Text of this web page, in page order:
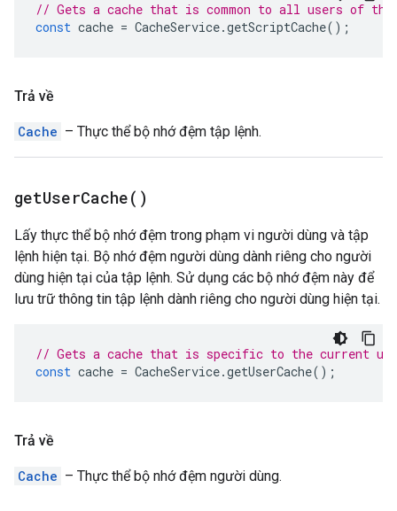
// Gets a cache that is common to all users of
const cache = CacheService.getScriptCache();
Trả về
Cache – Thực thể bộ nhớ đệm tập lệnh.
getUserCache( )
Lấy thực thể bộ nhớ đệm trong phạm vi người dùng và tập
lệnh hiện tại. Bộ nhớ đệm người dùng dành riêng cho người
dùng hiện tại của tập lệnh. Sử dụng các bộ nhớ đệm này để
lưu trữ thông tin tập lệnh dành riêng cho người dùng hiện tại.
// Gets a cache that is specific to the current
const cache = CacheService.getUserCache();
Trả về
Cache – Thực thể bộ nhớ đệm người dùng.